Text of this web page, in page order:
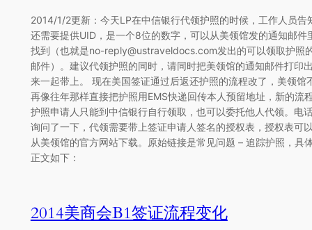
2014/1/2更新：今天LP在中信银行代领护照的时候，工作人员告
还需要提供UID，是一个8位的数字，可以从美领馆发的通知邮件
找到（也就是no-reply@ustraveldocs.com发出的可以领取护照
邮件）。建议代领护照的同时，请同时把美领馆的通知邮件打印
来一起带上。 现在美国签证通过后返还护照的流程改了，美领馆
再像往年那样直接把护照用EMS快递回传本人预留地址，新的流
护照申请人只能到中信银行自行领取，也可以委托他人代领。电
询问了一下，代领需要带上签证申请人签名的授权表，授权表可
从美领馆的官方网站下载。原始链接是常见问题 – 追踪护照，具
正文如下：
2014美商会B1签证流程变化